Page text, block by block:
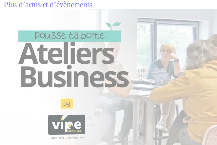
Plus d’actus et d’évènements